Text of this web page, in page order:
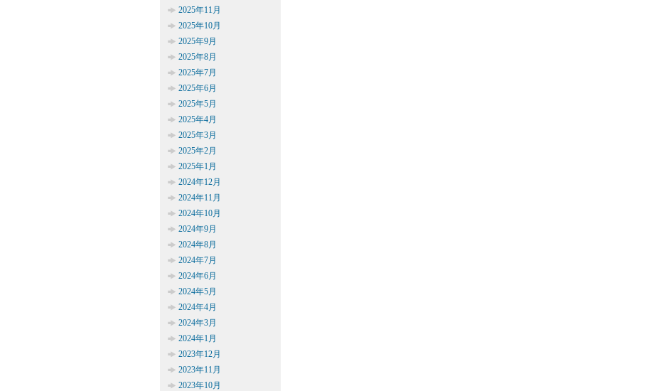
2025年11月
2025年10月
2025年9月
2025年8月
2025年7月
2025年6月
2025年5月
2025年4月
2025年3月
2025年2月
2025年1月
2024年12月
2024年11月
2024年10月
2024年9月
2024年8月
2024年7月
2024年6月
2024年5月
2024年4月
2024年3月
2024年1月
2023年12月
2023年11月
2023年10月